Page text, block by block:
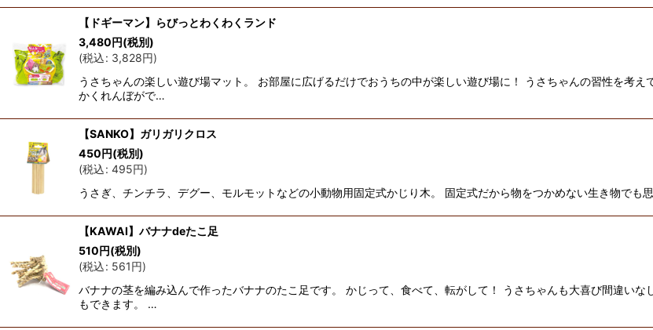
【ドギーマン】らびっとわくわくランド
3,480円(税別)
(税込: 3,828円)
うさちゃんの楽しい遊び場マット。 お部屋に広げるだけでおうちの中が楽しい遊び場に！ うさちゃんの習性を考
かくれんぼがで…
【SANKO】ガリガリクロス
450円(税別)
(税込: 495円)
うさぎ、チンチラ、デグー、モルモットなどの小動物用固定式かじり木。 固定式だから物をつかめない生き物でも
【KAWAI】バナナdeたこ足
510円(税別)
(税込: 561円)
バナナの茎を編み込んで作ったバナナのたこ足です。 かじって、食べて、転がして！ うさちゃんも大喜び間違い
もできます。 …